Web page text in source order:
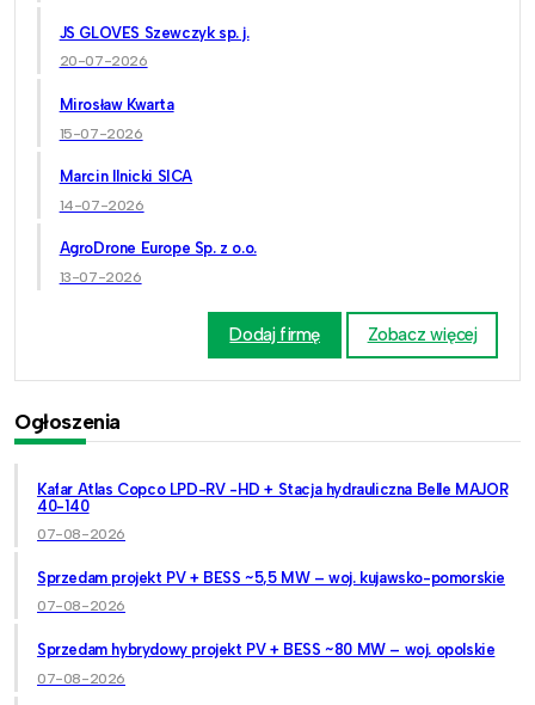
JS GLOVES Szewczyk sp. j.
20-07-2026
Mirosław Kwarta
15-07-2026
Marcin Ilnicki SICA
14-07-2026
AgroDrone Europe Sp. z o.o.
13-07-2026
Dodaj firmę Zobacz więcej
Ogłoszenia
Kafar Atlas Copco LPD-RV -HD + Stacja hydrauliczna Belle MAJOR
40-140
07-08-2026
Sprzedam projekt PV + BESS ~5,5 MW – woj. kujawsko-pomorskie
07-08-2026
Sprzedam hybrydowy projekt PV + BESS ~80 MW – woj. opolskie
07-08-2026